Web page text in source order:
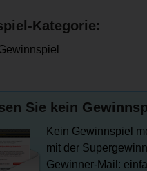
Kategorie:
Sie kein
Kein Gewinnspiel
mit der
Gewinner-Mail: